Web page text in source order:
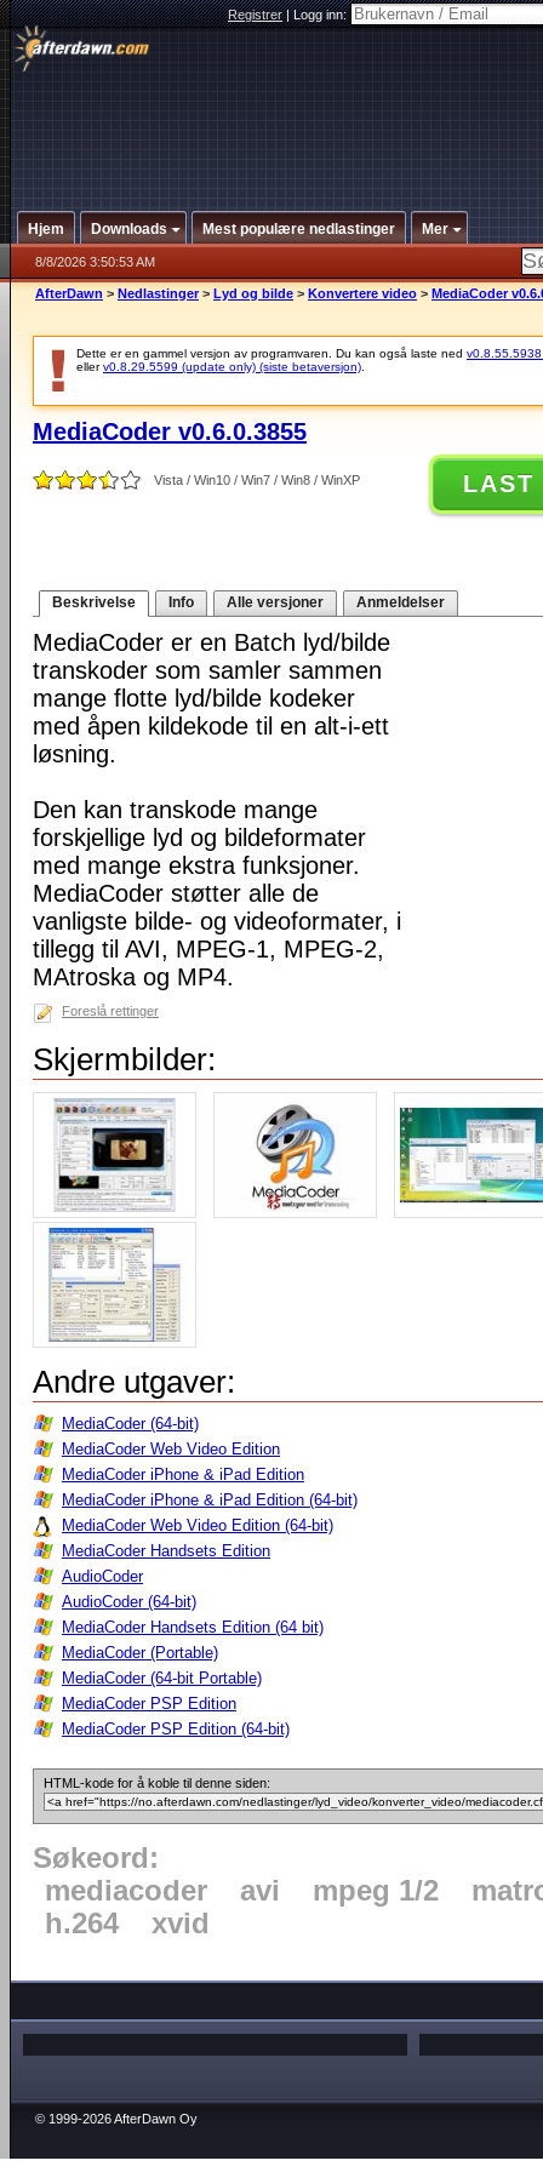
Registrer|Logg inn:
Hjem Downloads Mest populære nedlastinger Mer
8/8/2026 3:50:53 AM
AfterDawn > Nedlastinger > Lyd og bilde > Konvertere video > MediaCoder
Dette er en gammel versjon av programvaren. Du kan også laste ned v0.8.55.5938
ellerv0.8.29.5599 (update only) (siste betaversjon)
MediaCoder v0.6.0.3855
Vista / Win10 / Win7 / Win8 / WinXP LAST
Beskrivelse Info Alle versjoner Anmeldelser
MediaCoder er en Batch lyd/bilde
transkoder som samler sammen
mange flotte lyd/bilde kodeker
med åpen kildekode til en alt-i-ett
løsning.
Den kan transkode mange
forskjellige lyd og bildeformater
med mange ekstra funksjoner.
MediaCoder støtter alle de
vanligste bilde- og videoformater, i
tillegg til AVI, MPEG-1, MPEG-2,
MAtroska og MP4.
Foreslå rettinger
Skjermbilder:
Andre utgaver:
MediaCoder (64-bit)
MediaCoder Web Video Edition
MediaCoder iPhone & iPad Edition
MediaCoder iPhone & iPad Edition (64-bit)
MediaCoder Web Video Edition (64-bit)
MediaCoder Handsets Edition
AudioCoder
AudioCoder (64-bit)
MediaCoder Handsets Edition (64 bit)
MediaCoder (Portable)
MediaCoder (64-bit Portable)
MediaCoder PSP Edition
MediaCoder PSP Edition (64-bit)
HTML-kode for å koble til denne siden:
Søkeord:
mediacoder
avi mpeg 1/2
h.264
xvid
© 1999-2026 AfterDawn Oy